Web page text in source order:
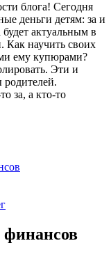
блога! Сегодня
деньги детям: за и
актуальным в
Как научить своих
ему купюрами?
Эти и
за, а кто-то